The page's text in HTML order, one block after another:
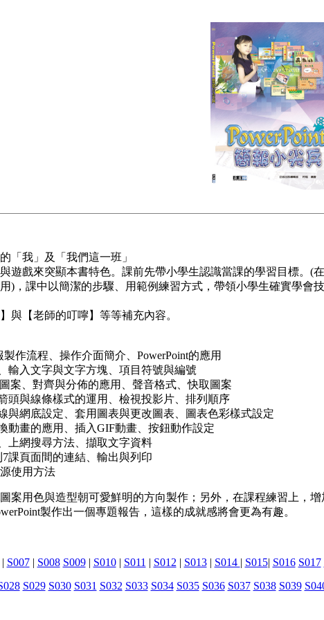
「我」及「我們這一班」
遊戲來突顯本書特色。課前先帶小學生認識當課的學習目標。(
)，課中以簡潔的步驟、用範例練習方式，帶領小學生確實學會
與【老師的叮嚀】等等補充內容。
作流程、操作介面簡介、PowerPoint的應用
輸入文字與文字方塊、項目符號與編號
案、對齊與分佈的應用、聲音格式、快取圖案
頭與線條樣式的運用、檢視投影片、排列順序
與網底設定、套用圖表與更改圖表、圖表色彩樣式設定
動畫的應用、插入GIF動畫、按鈕動作設定
上網搜尋方法、擷取文字資料
課頁面間的連結、輸出與列印
使用方法
案用色與造型朝可愛鮮明的方向製作；另外，在課程練習上，增
製作出一個專題報告，這樣的成就感將會更為有趣。
S007| S008 S009| S010| S011 | S012 | S013| S014 | S015| S016 S017
S029 S030 S031 S032 S033 S034 S035 S036 S037 S038 S039